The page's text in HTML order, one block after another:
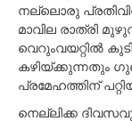
നല്ലൊരു
മാവില രാത്രി
വെറുംവയറ്റില്‍
കഴിയ്ക്കുന്നതും
പ്രമേഹത്തിന്
നെല്ലിക്ക